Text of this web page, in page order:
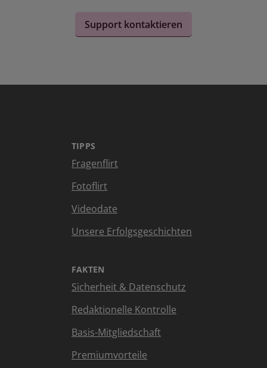
Support kontaktieren
TIPPS
Fragenflirt
Fotoflirt
Videodate
Unsere Erfolgsgeschichten
FAKTEN
Sicherheit & Datenschutz
Redaktionelle Kontrolle
Basis-Mitgliedschaft
Premiumvorteile